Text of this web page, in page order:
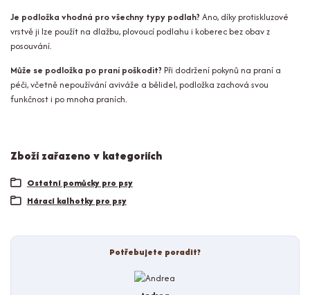
Je podložka vhodná pro všechny typy podlah? Ano, díky protiskluzové
vrstvě ji lze použít na dlažbu, plovoucí podlahu i koberec bez obav z
posouvání.
Může se podložka po praní poškodit? Při dodržení pokynů na praní a
péči, včetně nepoužívání aviváže a bělidel, podložka zachová svou
funkčnost i po mnoha praních.
Zboží zařazeno v kategoriích
Ostatní pomůcky pro psy
Hárací kalhotky pro psy
Potřebujete poradit?